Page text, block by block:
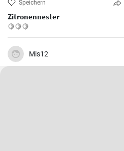
Speichern
Zitronennester
🍋🍋🍋
Mis12